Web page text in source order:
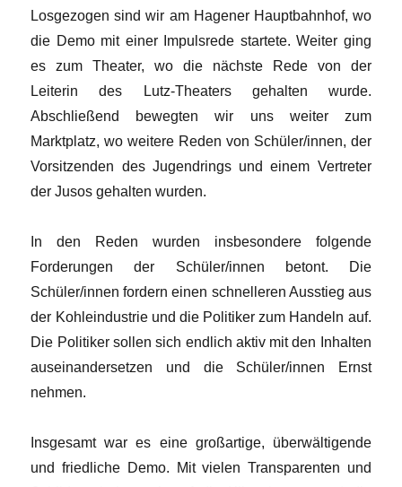
Losgezogen sind wir am Hagener Hauptbahnhof, wo
die Demo mit einer Impulsrede startete. Weiter ging
es zum Theater, wo die nächste Rede von der
Leiterin des Lutz-Theaters gehalten wurde.
Abschließend bewegten wir uns weiter zum
Marktplatz, wo weitere Reden von Schüler/innen, der
Vorsitzenden des Jugendrings und einem Vertreter
der Jusos gehalten wurden.
In den Reden wurden insbesondere folgende
Forderungen der Schüler/innen betont. Die
Schüler/innen fordern einen schnelleren Ausstieg aus
der Kohleindustrie und die Politiker zum Handeln auf.
Die Politiker sollen sich endlich aktiv mit den Inhalten
auseinandersetzen und die Schüler/innen Ernst
nehmen.
Insgesamt war es eine großartige, überwältigende
und friedliche Demo. Mit vielen Transparenten und